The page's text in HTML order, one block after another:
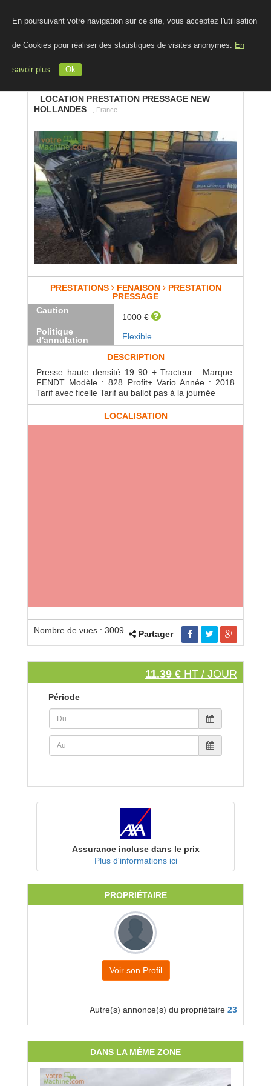
En poursuivant votre navigation sur ce site, vous acceptez l'utilisation
de Cookies pour réaliser des statistiques de visites anonymes. En
savoir plus Ok
LOCATION PRESTATION PRESSAGE NEW
HOLLANDES
, France
PRESTATIONS FENAISON PRESTATION
PRESSAGE
Caution
1000 €
Politique
d'annulation
Flexible
DESCRIPTION
Presse haute densité 19 90 + Tracteur : Marque:
FENDT Modèle : 828 Profit+ Vario Année : 2018
Tarif avec ficelle Tarif au ballot pas à la journée
LOCALISATION
Nombre de vues : 3009 Partager
11.39 € HT / JOUR
Période
Assurance incluse dans le prix
Plus d'informations ici
PROPRIÉTAIRE
Voir son Profil
Autre(s) annonce(s) du propriétaire 23
DANS LA MÊME ZONE